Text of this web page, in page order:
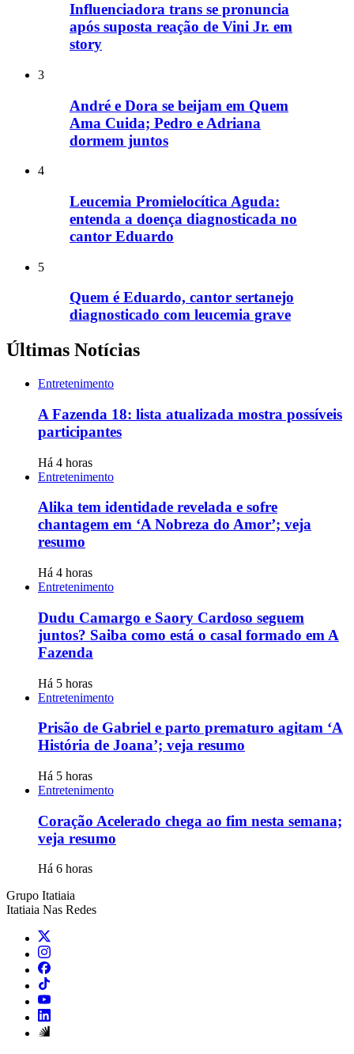
Influenciadora trans se pronuncia
após suposta reação de Vini Jr. em
story
3
André e Dora se beijam em Quem
Ama Cuida; Pedro e Adriana
dormem juntos
4
Leucemia Promielocítica Aguda:
entenda a doença diagnosticada no
cantor Eduardo
5
Quem é Eduardo, cantor sertanejo
diagnosticado com leucemia grave
Últimas Notícias
Entretenimento
A Fazenda 18: lista atualizada mostra possíveis
participantes
Há 4 horas
Entretenimento
Alika tem identidade revelada e sofre
chantagem em ‘A Nobreza do Amor’; veja
resumo
Há 4 horas
Entretenimento
Dudu Camargo e Saory Cardoso seguem
juntos? Saiba como está o casal formado em A
Fazenda
Há 5 horas
Entretenimento
Prisão de Gabriel e parto prematuro agitam ‘A
História de Joana’; veja resumo
Há 5 horas
Entretenimento
Coração Acelerado chega ao fim nesta semana;
veja resumo
Há 6 horas
Grupo Itatiaia
Itatiaia Nas Redes